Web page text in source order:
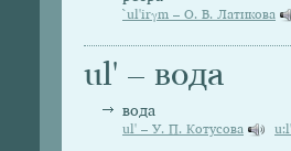
`ul'irγm – О. В. Латикова
ul' – вода
вода
ul' – У. П. Котусова